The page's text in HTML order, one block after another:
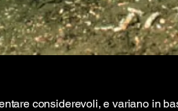
considerevoli, e variano in